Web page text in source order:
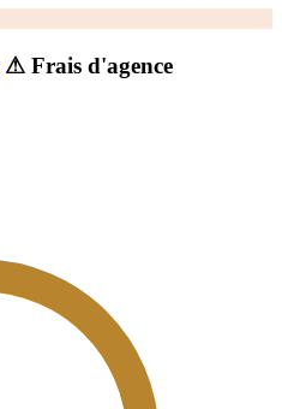
⚠ Frais d'agence